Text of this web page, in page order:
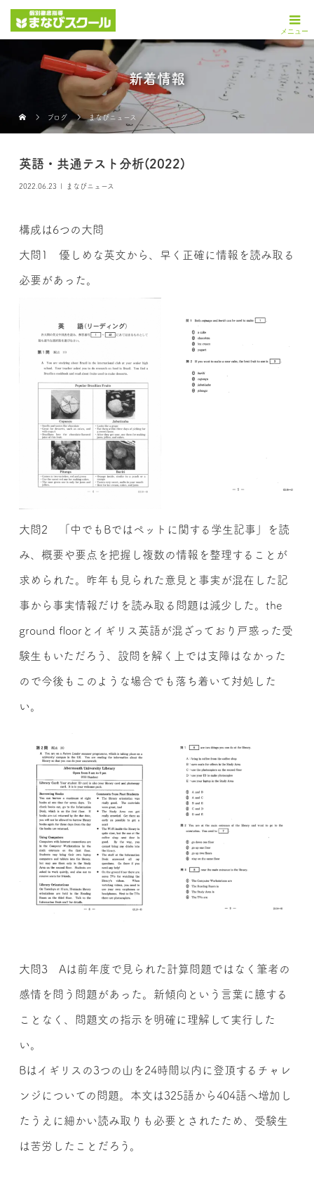
新着情報
ブログ まなびニュース
英語・共通テスト分析(2022)
2022.06.23 まなびニュース
構成は6つの大問
大問1 優しめな英文から、早く正確に情報を読み取る
必要があった。
大問2 「中でもBではペットに関する学生記事」を読
み、概要や要点を把握し複数の情報を整理することが
求められた。昨年も見られた意見と事実が混在した記
事から事実情報だけを読み取る問題は減少した。the
ground floorとイギリス英語が混ざっており戸惑った受
験生もいただろう、設問を解く上では支障はなかった
ので今後もこのような場合でも落ち着いて対処した
い。
大問3 Aは前年度で見られた計算問題ではなく筆者の
感情を問う問題があった。新傾向という言葉に臆する
ことなく、問題文の指示を明確に理解して実行した
い。
Bはイギリスの3つの山を24時間以内に登頂するチャレ
ンジについての問題。本文は325語から404語へ増加し
たうえに細かい読み取りも必要とされたため、受験生
は苦労したことだろう。